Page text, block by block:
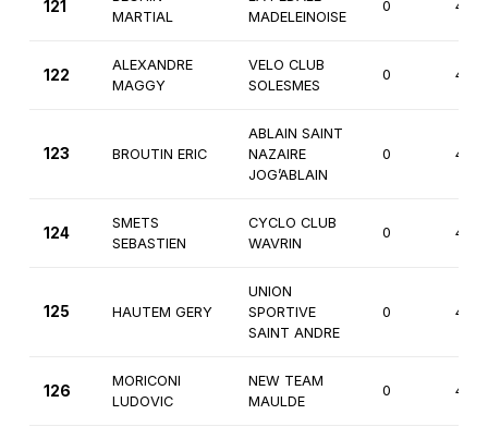
121
MARTIAL
MADELEINOISE
0
122
ALEXANDRE
MAGGY
VELO CLUB
SOLESMES
0
123 BROUTIN ERIC
ABLAIN SAINT
NAZAIRE
JOG’ABLAIN
0
124
SMETS
SEBASTIEN
CYCLO CLUB
WAVRIN
0
125 HAUTEM GERY
UNION
SPORTIVE
SAINT ANDRE
0
126
MORICONI
LUDOVIC
NEW TEAM
MAULDE
0